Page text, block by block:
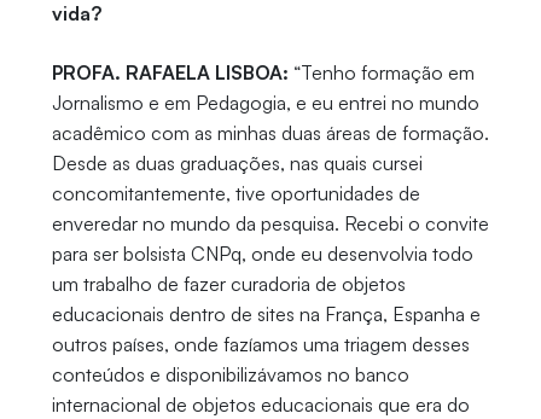
vida?
PROFA. RAFAELA LISBOA: “Tenho formação em
Jornalismo e em Pedagogia, e eu entrei no mundo
acadêmico com as minhas duas áreas de formação.
Desde as duas graduações, nas quais cursei
concomitantemente, tive oportunidades de
enveredar no mundo da pesquisa. Recebi o convite
para ser bolsista CNPq, onde eu desenvolvia todo
um trabalho de fazer curadoria de objetos
educacionais dentro de sites na França, Espanha e
outros países, onde fazíamos uma triagem desses
conteúdos e disponibilizávamos no banco
internacional de objetos educacionais que era do